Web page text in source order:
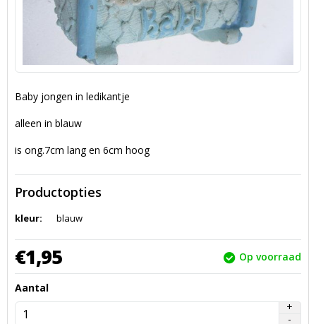
Baby jongen in ledikantje
alleen in blauw
is ong.7cm lang en 6cm hoog
Productopties
kleur: blauw
€1,95 Op voorraad
Aantal